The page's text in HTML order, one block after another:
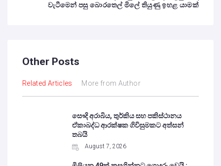
වැටීමෙන් පසු බොරතෙල් මිලේ තියුණු ඉහළ යාමක්
Other Posts
Related Articles More from Author
සෞදි අරාබිය, තුර්කිය සහ පකිස්ථානය
ඒකාබද්ධ ආරක්ෂක ගිවිසුමකට අත්සන්
තබයි
August 7, 2026